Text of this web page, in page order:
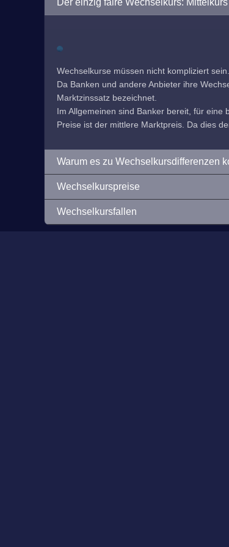
Der einzig faire Wechselkurs: Mittelkurs
Wechselkurse müssen nicht kompliziert
Da Banken und andere Anbieter ihre
Marktzinssatz bezeichnet.
Im Allgemeinen sind Banker bereit, für
Preise ist der mittlere Marktpreis. Da dies
Warum es zu Wechselkursdifferenzen
Wechselkurspreise
Wechselkursfallen